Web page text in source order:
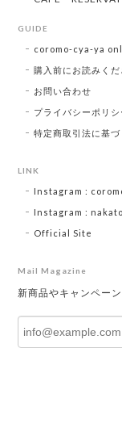
GUIDE
coromo-cya-ya
購入前にお読みくだ
お問い合わせ
プライバシーポリシ
特定商取引法に基づ
LINK
Instagram :
Instagram :
Official Site
Mail Magazine
新商品やキャンペー